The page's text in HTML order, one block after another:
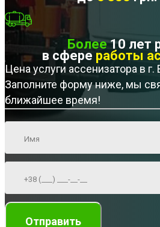
Более10 лет
в сфере работы
Цена услуги ассенизатора в
Заполните форму ниже, мы
ближайшее время!